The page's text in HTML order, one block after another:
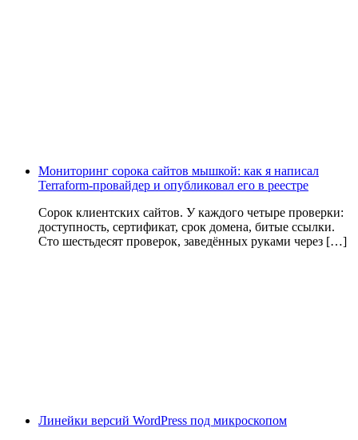
Мониторинг сорока сайтов мышкой: как я написал
Terraform-провайдер и опубликовал его в реестре
Сорок клиентских сайтов. У каждого четыре проверки:
доступность, сертификат, срок домена, битые ссылки.
Сто шестьдесят проверок, заведённых руками через […]
Линейки версий WordPress под микроскопом